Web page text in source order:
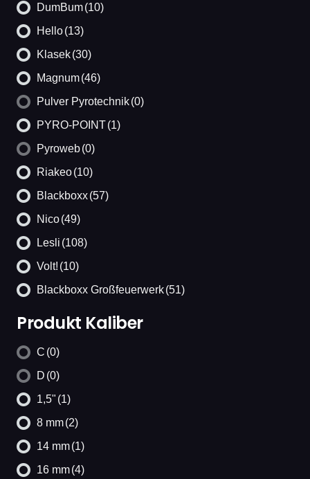
DumBum(10)
Hello(13)
Klasek(30)
Magnum(46)
Pulver Pyrotechnik(0)
PYRO-POINT(1)
Pyroweb(0)
Riakeo(10)
Blackboxx(57)
Nico(49)
Lesli (108)
Volt! (10)
Blackboxx Großfeuerwerk(51)
Produkt Kaliber
C (0)
D (0)
1,5" (1)
8 mm(2)
14 mm(1)
16 mm(4)